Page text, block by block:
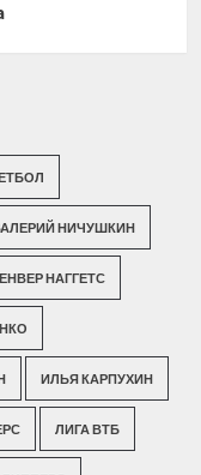
НИЧУШКИН
НАГГЕТС
ИЛЬЯ КАРПУХИН
ЛИГА ВТБ